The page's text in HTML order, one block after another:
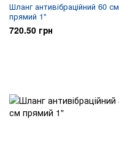
Шланг антивібраційний 60 см
прямий 1"
720.50 грн